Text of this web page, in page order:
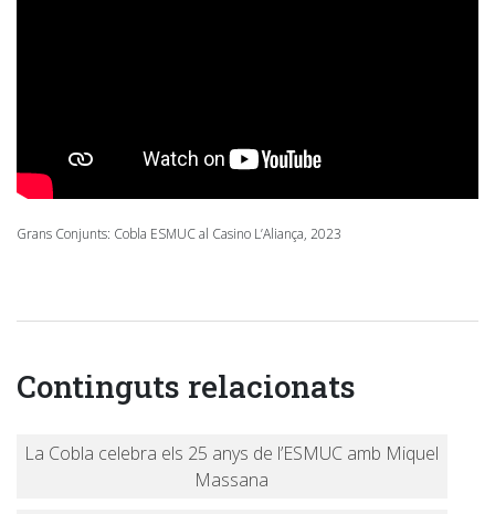
Grans Conjunts: Cobla ESMUC al Casino L’Aliança, 2023
Continguts relacionats
La Cobla celebra els 25 anys de l’ESMUC amb Miquel
Massana